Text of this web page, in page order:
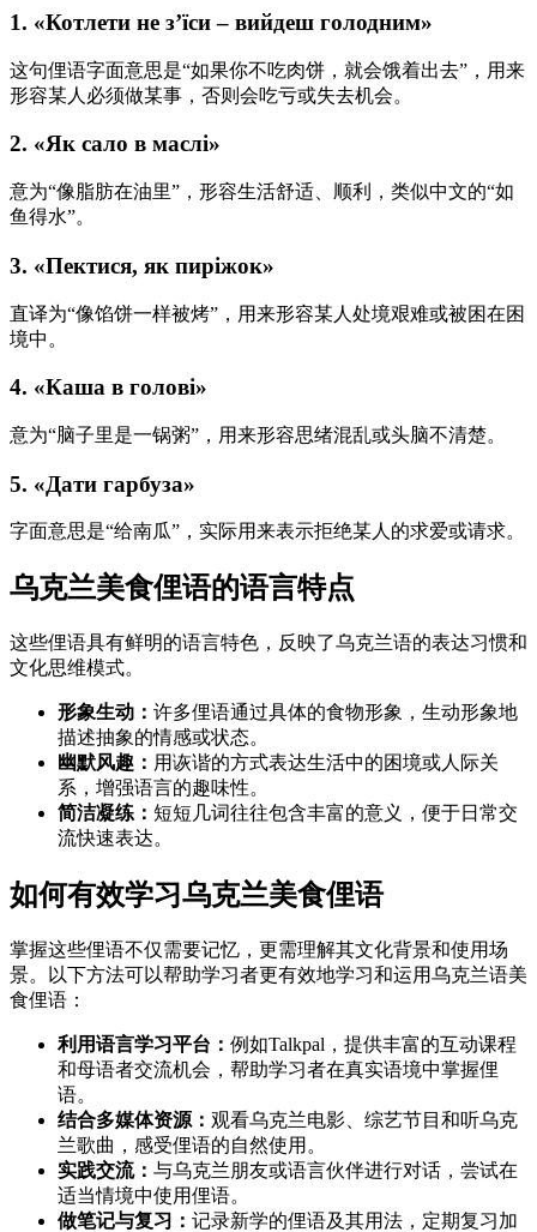
1. «Котлети не з’їси – вийдеш голодним»
这句俚语字面意思是“如果你不吃肉饼，就会饿着出去”，用来
形容某人必须做某事，否则会吃亏或失去机会。
2. «Як сало в маслі»
意为“像脂肪在油里”，形容生活舒适、顺利，类似中文的“如
鱼得水”。
3. «Пектися, як пиріжок»
直译为“像馅饼一样被烤”，用来形容某人处境艰难或被困在困
境中。
4. «Каша в голові»
意为“脑子里是一锅粥”，用来形容思绪混乱或头脑不清楚。
5. «Дати гарбуза»
字面意思是“给南瓜”，实际用来表示拒绝某人的求爱或请求。
乌克兰美食俚语的语言特点
这些俚语具有鲜明的语言特色，反映了乌克兰语的表达习惯和
文化思维模式。
形象生动： 许多俚语通过具体的食物形象，生动形象地
描述抽象的情感或状态。
幽默风趣： 用诙谐的方式表达生活中的困境或人际关
系，增强语言的趣味性。
简洁凝练： 短短几词往往包含丰富的意义，便于日常交
流快速表达。
如何有效学习乌克兰美食俚语
掌握这些俚语不仅需要记忆，更需理解其文化背景和使用场
景。以下方法可以帮助学习者更有效地学习和运用乌克兰语美
食俚语：
利用语言学习平台： 例如Talkpal，提供丰富的互动课程
和母语者交流机会，帮助学习者在真实语境中掌握俚
语。
结合多媒体资源： 观看乌克兰电影、综艺节目和听乌克
兰歌曲，感受俚语的自然使用。
实践交流： 与乌克兰朋友或语言伙伴进行对话，尝试在
适当情境中使用俚语。
做笔记与复习： 记录新学的俚语及其用法，定期复习加